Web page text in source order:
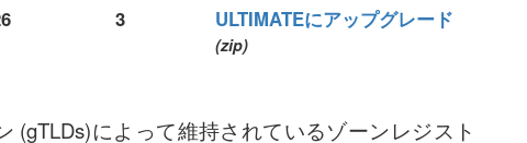
3 ULTIMATEにアップグレード
(zip)
(gTLDs)によって維持されているゾーンレジスト